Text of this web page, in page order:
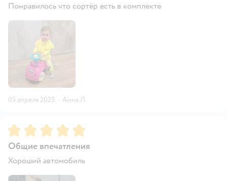
Понравилось что сортёр есть в комплекте
05 апреля 2025 · Анна Л.
Рейтинг:5
Общие впечатления
Хороший автомобиль